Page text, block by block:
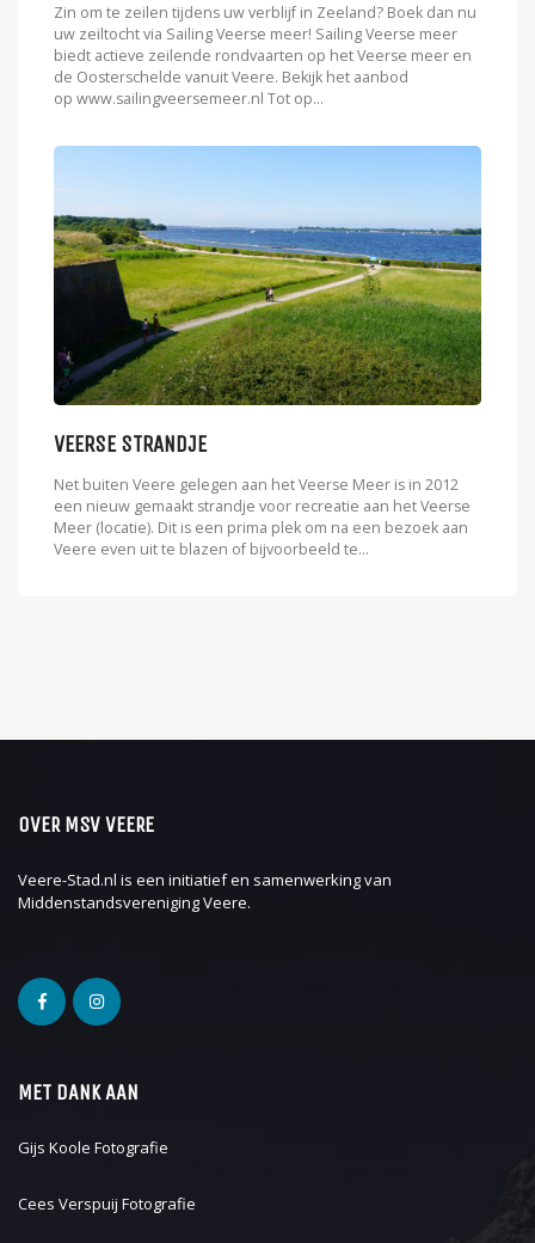
Zin om te zeilen tijdens uw verblijf in Zeeland? Boek dan nu
uw zeiltocht via Sailing Veerse meer! Sailing Veerse meer
biedt actieve zeilende rondvaarten op het Veerse meer en
de Oosterschelde vanuit Veere. Bekijk het aanbod
op www.sailingveersemeer.nl Tot op...
VEERSE STRANDJE
Net buiten Veere gelegen aan het Veerse Meer is in 2012
een nieuw gemaakt strandje voor recreatie aan het Veerse
Meer (locatie). Dit is een prima plek om na een bezoek aan
Veere even uit te blazen of bijvoorbeeld te...
OVER MSV VEERE
Veere-Stad.nl is een initiatief en samenwerking van
Middenstandsvereniging Veere.
MET DANK AAN
Gijs Koole Fotografie
Cees Verspuij Fotografie